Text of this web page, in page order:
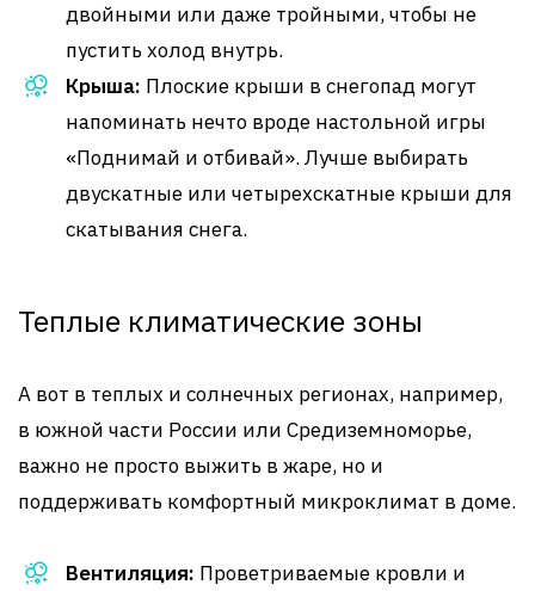
двойными или даже тройными, чтобы не
пустить холод внутрь.
Крыша: Плоские крыши в снегопад могут
напоминать нечто вроде настольной игры
«Поднимай и отбивай». Лучше выбирать
двускатные или четырехскатные крыши для
скатывания снега.
Теплые климатические зоны
А вот в теплых и солнечных регионах, например,
в южной части России или Средиземноморье,
важно не просто выжить в жаре, но и
поддерживать комфортный микроклимат в доме.
Вентиляция: Проветриваемые кровли и